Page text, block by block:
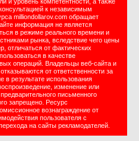
к независимым
milliondollarov.com обращает
информация не является
в режиме реального времени и
рынка, вследствие чего цены
отличаться от фактических
в качестве
операций. Владельцы веб-сайта и
от ответственности за
результате использования
изменение или
письменного
запрещено. Ресурс
вознаграждение от
пользователя с
на сайты рекламодателей.